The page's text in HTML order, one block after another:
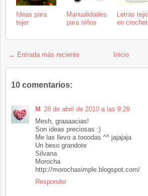
Ideas para
tejer
Manualidades
para niños
Letras
en crochet
← Entrada más reciente Inicio
10 comentarios:
M 28 de abril de 2010 a las 9:29
Mesh, graaaacias!
Son ideas preciosas :)
Me las llevo a tooodas ^^ jajajaja
Un beso grandote
Silvana
Morocha
http://morochasimple.blogspot.com/
Responder